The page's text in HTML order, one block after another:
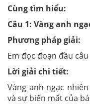
Cùng tìm hiểu:
Câu 1: Vàng anh
Phương pháp giải:
Em đọc đoạn đầu
Lời giải chi tiết:
Vàng anh ngạc
và sự biến mất của